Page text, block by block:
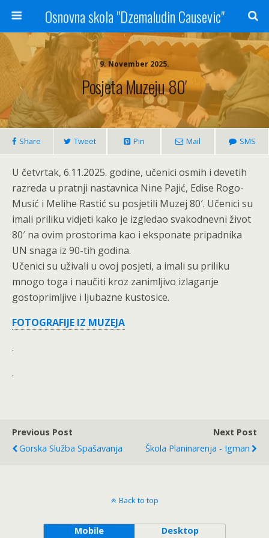
Osnovna skola "Dzemaludin Causevic"
9. November 2025.
Posjeta Muzeju 80′
Share Tweet Pin Mail SMS
U četvrtak, 6.11.2025. godine, učenici osmih i devetih
razreda u pratnji nastavnica Nine Pajić, Edise Rogo-
Musić i Melihe Rastić su posjetili Muzej 80′. Učenici su
imali priliku vidjeti kako je izgledao svakodnevni život
80′ na ovim prostorima kao i eksponate pripadnika
UN snaga iz 90-tih godina.
Učenici su uživali u ovoj posjeti, a imali su priliku
mnogo toga i naučiti kroz zanimljivo izlaganje
gostoprimljive i ljubazne kustosice.
FOTOGRAFIJE IZ MUZEJA
.
.
Previous Post
Gorska Služba Spašavanja
Next Post
Škola Planinarenja - Igman
Back to top
Mobile Desktop